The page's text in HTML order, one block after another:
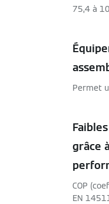
75,4 à
Permet
grâce
COP
EN